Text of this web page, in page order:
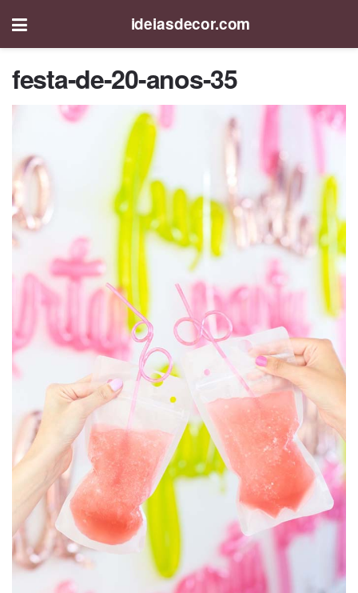
ideiasdecor.com
festa-de-20-anos-35